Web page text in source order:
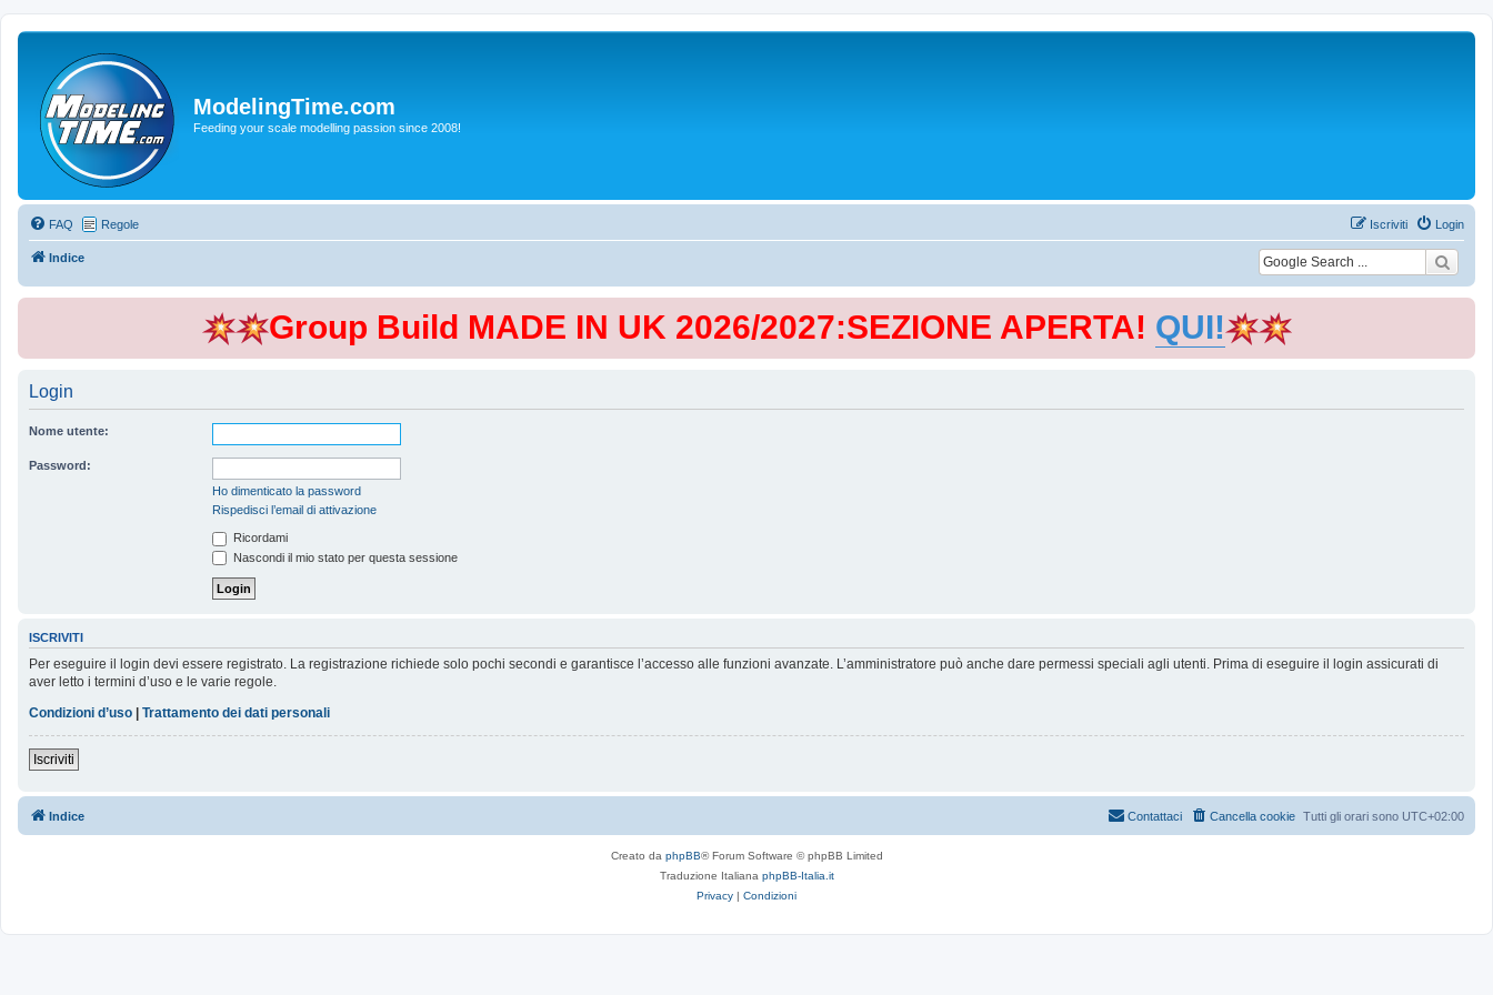
ModelingTime.com
Feeding your scale modelling passion since 2008!
FAQ Regole Login
Iscriviti
Indice
Group Build MADE IN UK 2026/2027:SEZIONE APERTA! QUI!
Login
Nome utente:
Password:
Ho dimenticato la password
Rispedisci l’email di attivazione
Ricordami
Nascondi il mio stato per questa sessione
ISCRIVITI
Per eseguire il login devi essere registrato. La registrazione richiede solo pochi secondi e garantisce l’accesso alle funzioni avanzate. L’amministratore può anche dare permessi speciali agli utenti. Prima di eseguire il login assicurati di
aver letto i termini d’uso e le varie regole.
Condizioni d’uso | Trattamento dei dati personali
Iscriviti
Indice Tutti gli orari sono UTC+02:00
Cancella cookie
Contattaci
Creato da phpBB® Forum Software © phpBB Limited
Traduzione Italiana phpBB-Italia.it
Privacy | Condizioni